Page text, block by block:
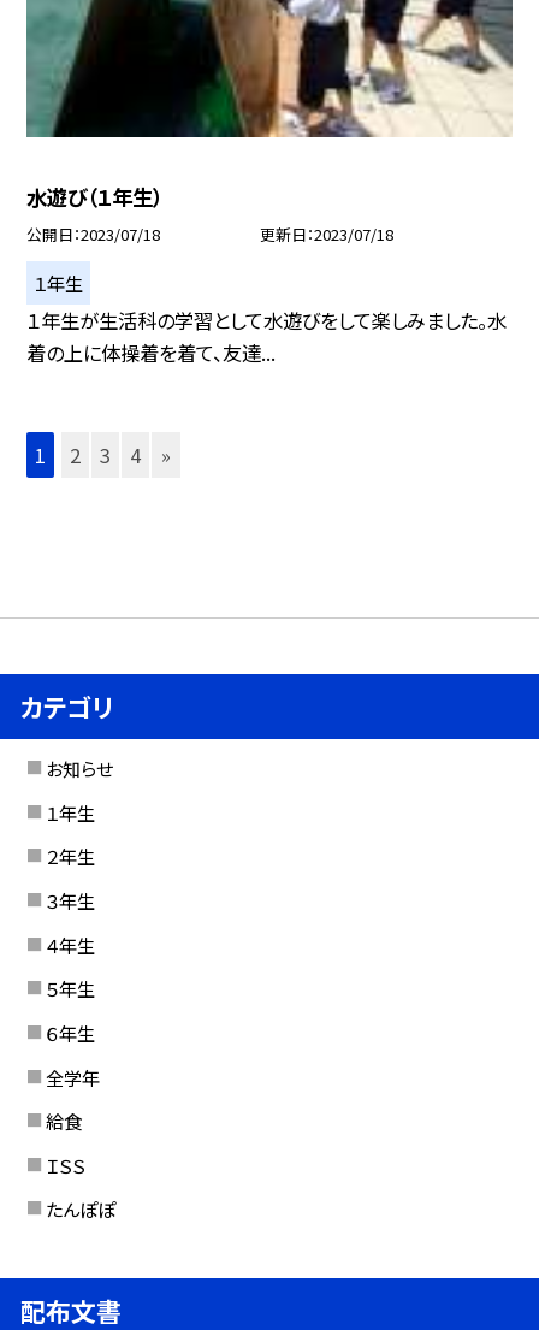
水遊び（１年生）
公開日 2023/07/18 更新日 2023/07/18
１年生
１年生が生活科の学習として水遊びをして楽しみました。水
着の上に体操着を着て、友達...
1 2 3 4 »
カテゴリ
お知らせ
１年生
２年生
３年生
４年生
５年生
６年生
全学年
給食
ＩＳＳ
たんぽぽ
配布文書